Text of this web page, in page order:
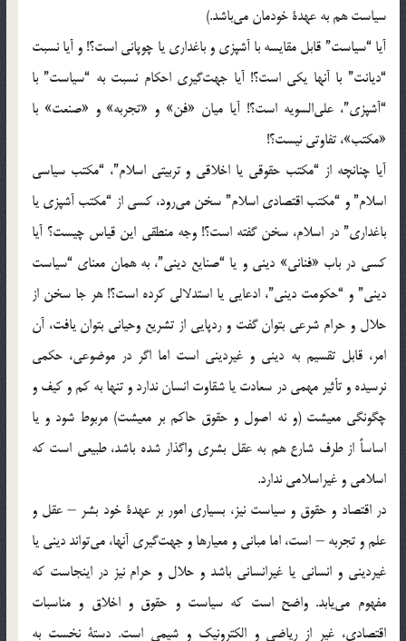
سیاست‌ هم‌ به‌ عهدة‌ خودمان‌ می‌باشد.)
آیا “سیاست” قابل‌ مقایسه‌ با آشپزی‌ و باغداری‌ یا چوپانی‌ است؟! و آیا نسبت‌
“دیانت” با آنها یکی‌ است؟! آیا جهت‌گیری‌ احکام‌ نسبت‌ به‌ “سیاست” با
“آشپزی”، علی‌السویه‌ است؟! آیا میان‌ «فن» و «تجربه» و «صنعت» با
«مکتب»، تفاوتی‌ نیست؟!
آیا چنانچه‌ از “مکتب‌ حقوقی‌ یا اخلاقی‌ و تربیتی‌ اسلام”، “مکتب‌ سیاسی‌
اسلام” و “مکتب‌ اقتصادی‌ اسلام” سخن‌ می‌رود، کسی‌ از “مکتب‌ آشپزی‌ یا
باغداری” در اسلام، سخن‌ گفته‌ است؟! وجه‌ منطقی‌ این‌ قیاس‌ چیست؟ آیا
کسی‌ در باب‌ «فنانی» دینی‌ و یا “صنایع‌ دینی”، به‌ همان‌ معنای‌ “سیاست‌
دینی” و “حکومت‌ دینی”، اد‌عایی‌ یا استدلالی‌ کرده‌ است؟! هر جا سخن‌ از
حلال‌ و حرام‌ شرعی‌ بتوان‌ گفت‌ و ردپایی‌ از تشریع‌ وحیانی‌ بتوان‌ یافت، آن‌
امر، قابل‌ تقسیم‌ به‌ دینی‌ و غیردینی‌ است‌ اما اگر در موضوعی، حکمی‌
نرسیده‌ و تأثیر مهمی‌ در سعادت‌ یا شقاوت‌ انسان‌ ندارد و تنها به‌ کم‌ و کیف‌ و
چگونگی‌ معیشت‌ (و نه‌ اصول‌ و حقوق‌ حاکم‌ بر معیشت) مربوط‌ شود و یا
اساساً‌ از طرف‌ شارع‌ هم‌ به‌ عقل‌ بشری‌ واگذار شده‌ باشد، طبیعی‌ است‌ که‌
اسلامی‌ و غیراسلامی‌ ندارد.
در اقتصاد و حقوق‌ و سیاست‌ نیز، بسیاری‌ امور بر عهدة‌ خود بشر – عقل‌ و
علم‌ و تجربه‌ – است، اما مبانی‌ و معیارها و جهت‌گیری‌ آنها، می‌تواند دینی‌ یا
غیردینی‌ و انسانی‌ یا غیرانسانی‌ باشد و حلال‌ و حرام‌ نیز در اینجاست‌ که‌
مفهوم‌ می‌یابد. واضح‌ است‌ که‌ سیاست‌ و حقوق‌ و اخلاق‌ و مناسبات‌
اقتصادی، غیر از ریاضی‌ و الکترونیک‌ و شیمی‌ است. دستة‌ نخست‌ به‌